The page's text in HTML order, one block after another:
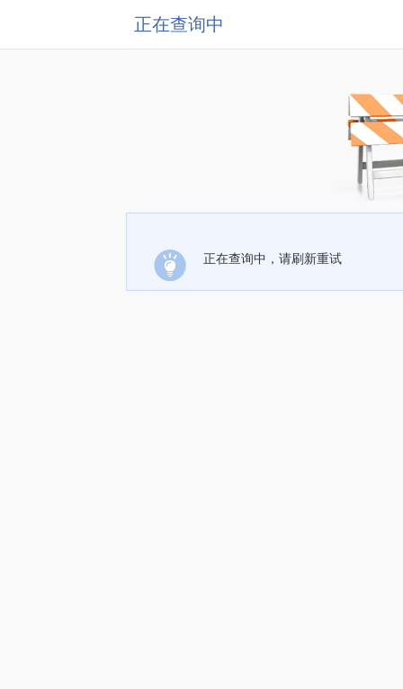
正在查询中
正在查询中，请刷新重试